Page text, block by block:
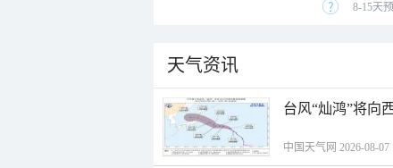
8-15天
天气资讯
台风“灿鸿”将向
中国天气网 2026-08-07